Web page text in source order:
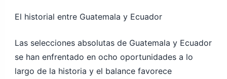
El historial entre Guatemala y Ecuador
Las selecciones absolutas de Guatemala y Ecuador
se han enfrentado en ocho oportunidades a lo
largo de la historia y el balance favorece